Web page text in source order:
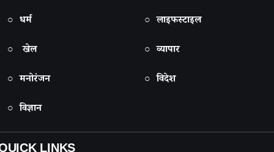
○ धर्म
○ लाइफस्टाइल
○ खेल
○ व्यापार
○ मनोरंजन
○ विदेश
○ विज्ञान